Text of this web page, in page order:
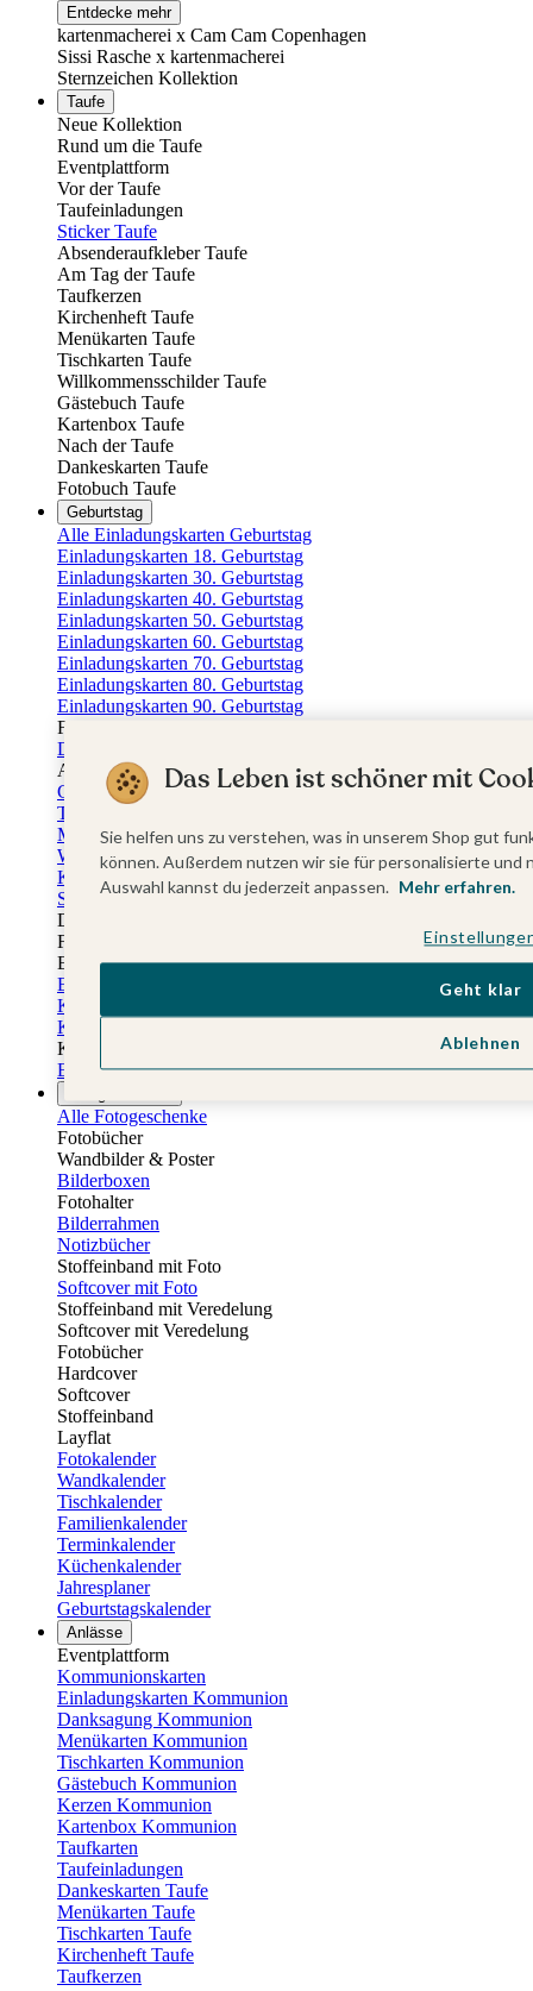
Entdecke mehr
kartenmacherei x Cam Cam Copenhagen
Sissi Rasche x kartenmacherei
Sternzeichen Kollektion
Taufe
Neue Kollektion
Rund um die Taufe
Eventplattform
Vor der Taufe
Taufeinladungen
Sticker Taufe
Absenderaufkleber Taufe
Am Tag der Taufe
Taufkerzen
Kirchenheft Taufe
Menükarten Taufe
Tischkarten Taufe
Willkommensschilder Taufe
Gästebuch Taufe
Kartenbox Taufe
Nach der Taufe
Dankeskarten Taufe
Fotobuch Taufe
Geburtstag
Alle Einladungskarten Geburtstag
Einladungskarten 18. Geburtstag
Einladungskarten 30. Geburtstag
Einladungskarten 40. Geburtstag
Einladungskarten 50. Geburtstag
Einladungskarten 60. Geburtstag
Einladungskarten 70. Geburtstag
Einladungskarten 80. Geburtstag
Einladungskarten 90. Geburtstag
Für jedes Alter
Doppelgeburtstag Einladungen
Alle Geburtstagsextras
Gästebücher Geburtstag
Tischkarten Geburtstag
Menükarten Geburtstag
Weinetiketten Geburtstag
Kartenbox Geburtstag
Save the Date Karten
Dankeskarten Geburtstag
Fotobuch Geburtstag
Eventplattform
Einladungskarten Kindergeburtstag
Kindergeburtstag Jungen
Kindergeburtstag Mädchen
Kindergeburtstag Unisex
Einladungskarten 1. Geburtstag
Alle Fotogeschenke
Fotobücher
Wandbilder & Poster
Bilderboxen
Fotohalter
Bilderrahmen
Notizbücher
Stoffeinband mit Foto
Softcover mit Foto
Stoffeinband mit Veredelung
Softcover mit Veredelung
Fotobücher
Hardcover
Softcover
Stoffeinband
Layflat
Fotokalender
Wandkalender
Tischkalender
Familienkalender
Terminkalender
Küchenkalender
Jahresplaner
Geburtstagskalender
Anlässe
Eventplattform
Kommunionskarten
Einladungskarten Kommunion
Danksagung Kommunion
Menükarten Kommunion
Tischkarten Kommunion
Gästebuch Kommunion
Kerzen Kommunion
Kartenbox Kommunion
Taufkarten
Taufeinladungen
Dankeskarten Taufe
Menükarten Taufe
Tischkarten Taufe
Kirchenheft Taufe
Taufkerzen
Das Leben ist schöner mit
Sie helfen uns zu verstehen, was in unserem Shop gut
können. Außerdem nutzen wir sie für personalisierte
Auswahl kannst du jederzeit anpassen. Mehr erfahren.
Ablehnen
Geht klar